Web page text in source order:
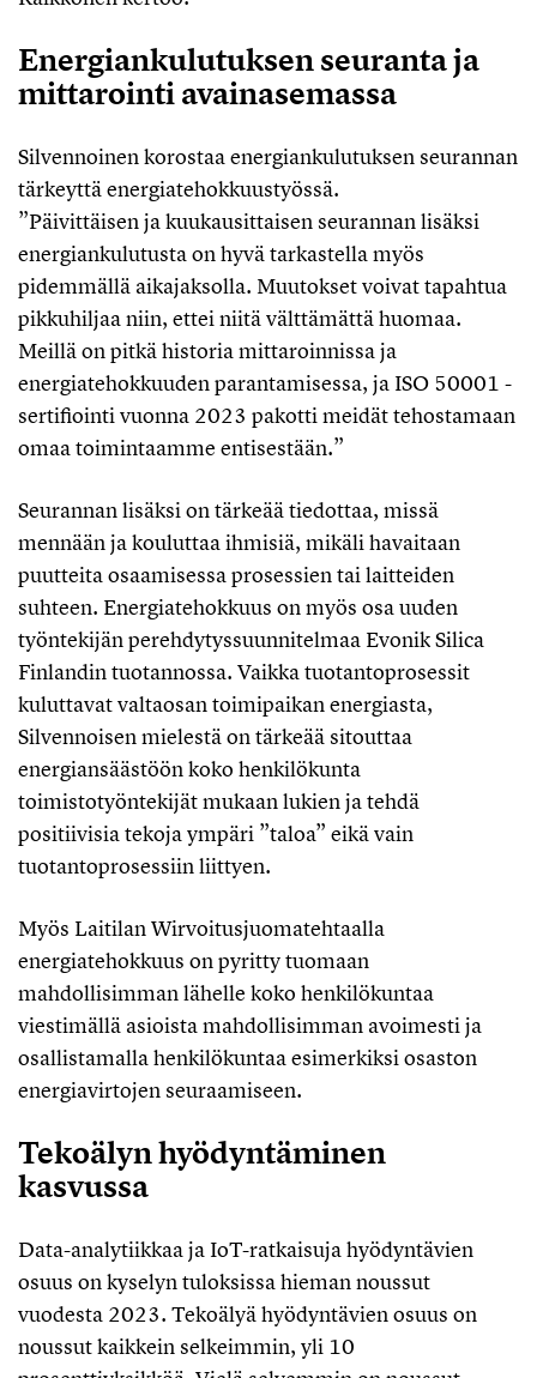
Energiankulutuksen seuranta ja
mittarointi avainasemassa
Silvennoinen korostaa energiankulutuksen seurannan
tärkeyttä energiatehokkuustyössä.
”Päivittäisen ja kuukausittaisen seurannan lisäksi
energiankulutusta on hyvä tarkastella myös
pidemmällä aikajaksolla. Muutokset voivat tapahtua
pikkuhiljaa niin, ettei niitä välttämättä huomaa.
Meillä on pitkä historia mittaroinnissa ja
energiatehokkuuden parantamisessa, ja ISO 50001 -
sertifiointi vuonna 2023 pakotti meidät tehostamaan
omaa toimintaamme entisestään.”
Seurannan lisäksi on tärkeää tiedottaa, missä
mennään ja kouluttaa ihmisiä, mikäli havaitaan
puutteita osaamisessa prosessien tai laitteiden
suhteen. Energiatehokkuus on myös osa uuden
työntekijän perehdytyssuunnitelmaa Evonik Silica
Finlandin tuotannossa. Vaikka tuotantoprosessit
kuluttavat valtaosan toimipaikan energiasta,
Silvennoisen mielestä on tärkeää sitouttaa
energiansäästöön koko henkilökunta
toimistotyöntekijät mukaan lukien ja tehdä
positiivisia tekoja ympäri ”taloa” eikä vain
tuotantoprosessiin liittyen.
Myös Laitilan Wirvoitusjuomatehtaalla
energiatehokkuus on pyritty tuomaan
mahdollisimman lähelle koko henkilökuntaa
viestimällä asioista mahdollisimman avoimesti ja
osallistamalla henkilökuntaa esimerkiksi osaston
energiavirtojen seuraamiseen.
Tekoälyn hyödyntäminen
kasvussa
Data-analytiikkaa ja IoT-ratkaisuja hyödyntävien
osuus on kyselyn tuloksissa hieman noussut
vuodesta 2023. Tekoälyä hyödyntävien osuus on
noussut kaikkein selkeimmin, yli 10